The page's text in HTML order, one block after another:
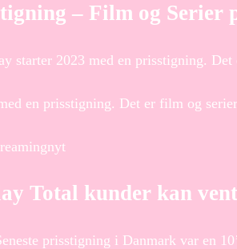
– Film og Serier
starter 2023 med en prisstigning.
en prisstigning. Det er film og
Total kunder kan
prisstigning i Danmark var en